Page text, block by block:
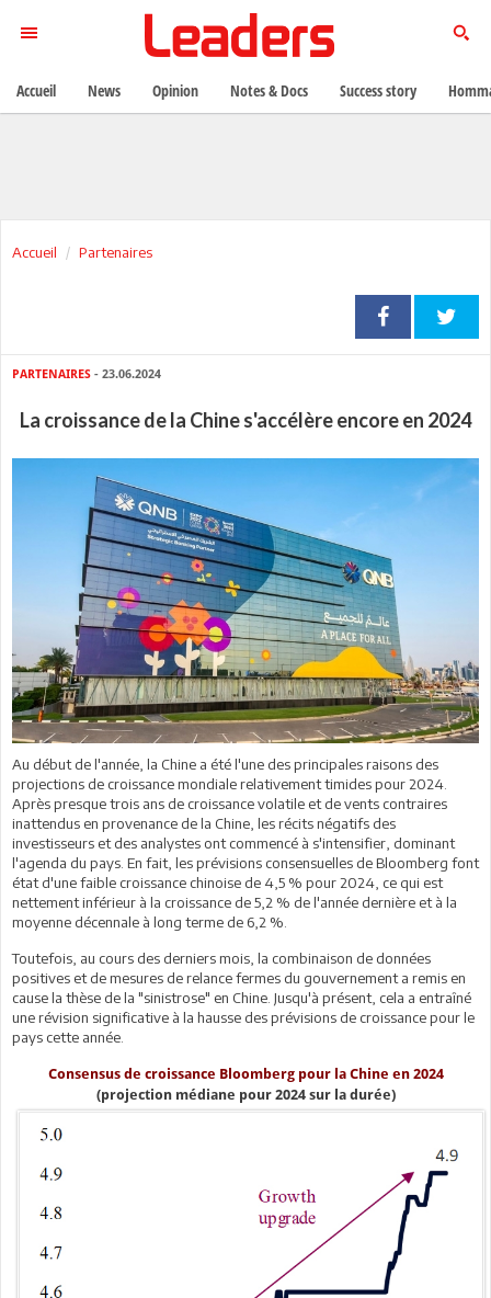
Accueil Partenaires
PARTENAIRES - 23.06.2024
La croissance de la Chine s'accélère encore en 2024
Au début de l'année, la Chine a été l'une des principales raisons des
projections de croissance mondiale relativement timides pour 2024.
Après presque trois ans de croissance volatile et de vents contraires
inattendus en provenance de la Chine, les récits négatifs des
investisseurs et des analystes ont commencé à s'intensifier, dominant
l'agenda du pays. En fait, les prévisions consensuelles de Bloomberg font
état d'une faible croissance chinoise de 4,5 % pour 2024, ce qui est
nettement inférieur à la croissance de 5,2 % de l'année dernière et à la
moyenne décennale à long terme de 6,2 %.
Toutefois, au cours des derniers mois, la combinaison de données
positives et de mesures de relance fermes du gouvernement a remis en
cause la thèse de la "sinistrose" en Chine. Jusqu'à présent, cela a entraîné
une révision significative à la hausse des prévisions de croissance pour le
pays cette année.
Consensus de croissance Bloomberg pour la Chine en 2024
(projection médiane pour 2024 sur la durée)
Accueil News Opinion Notes & Docs Success story